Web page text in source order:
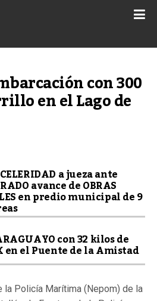
con 300
en el Lago de
a jueza ante
avance de OBRAS
en predio municipal de 9
con 32 kilos de
en el Puente de la Amistad
Policía Marítima (Nepom) de la